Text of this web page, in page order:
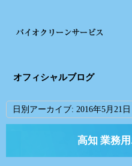
オフィシャルブログ
日別アーカイブ: 2016年5月21日
高知 業務